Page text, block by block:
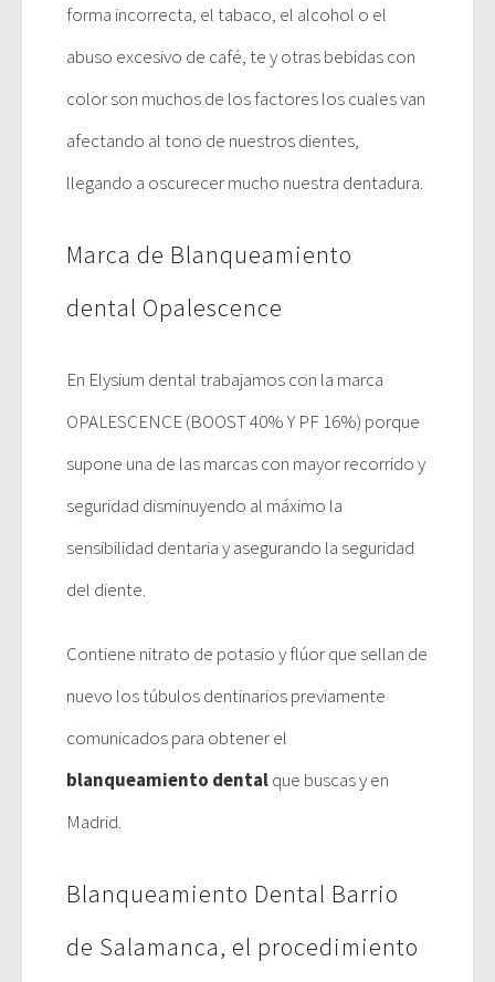
forma incorrecta, el tabaco, el alcohol o el
abuso excesivo de café, te y otras bebidas con
color son muchos de los factores los cuales van
afectando al tono de nuestros dientes,
llegando a oscurecer mucho nuestra dentadura.
Marca de Blanqueamiento
dental Opalescence
En Elysium dental trabajamos con la marca
OPALESCENCE (BOOST 40% Y PF 16%) porque
supone una de las marcas con mayor recorrido y
seguridad disminuyendo al máximo la
sensibilidad dentaria y asegurando la seguridad
del diente.
Contiene nitrato de potasio y flúor que sellan de
nuevo los túbulos dentinarios previamente
comunicados para obtener el
blanqueamiento dentalque buscas y en
Madrid.
Blanqueamiento Dental Barrio
de Salamanca, el procedimiento